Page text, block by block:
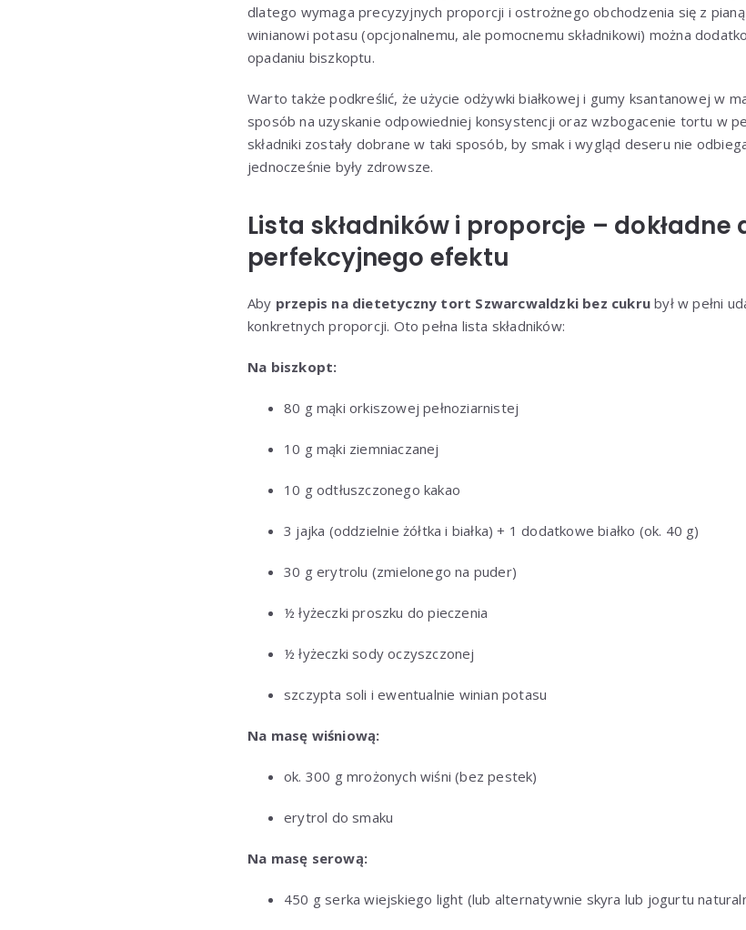
dlatego wymaga precyzyjnych proporcji i ostrożnego obchodzenia się z pianą
winianowi potasu (opcjonalnemu, ale pomocnemu składnikowi) można
opadaniu biszkoptu.
Warto także podkreślić, że użycie odżywki białkowej i gumy ksantanowej w
sposób na uzyskanie odpowiedniej konsystencji oraz wzbogacenie tortu w
składniki zostały dobrane w taki sposób, by smak i wygląd deseru nie
jednocześnie były zdrowsze.
Lista składników i proporcje – dokładne
perfekcyjnego efektu
Aby przepis na dietetyczny tort Szwarcwaldzki bez cukru był w pełni
konkretnych proporcji. Oto pełna lista składników:
Na biszkopt:
80 g mąki orkiszowej pełnoziarnistej
10 g mąki ziemniaczanej
10 g odtłuszczonego kakao
3 jajka (oddzielnie żółtka i białka) + 1 dodatkowe białko (ok. 40 g)
30 g erytrolu (zmielonego na puder)
½ łyżeczki proszku do pieczenia
½ łyżeczki sody oczyszczonej
szczypta soli i ewentualnie winian potasu
Na masę wiśniową:
ok. 300 g mrożonych wiśni (bez pestek)
erytrol do smaku
Na masę serową:
450 g serka wiejskiego light (lub alternatywnie skyra lub jogurtu